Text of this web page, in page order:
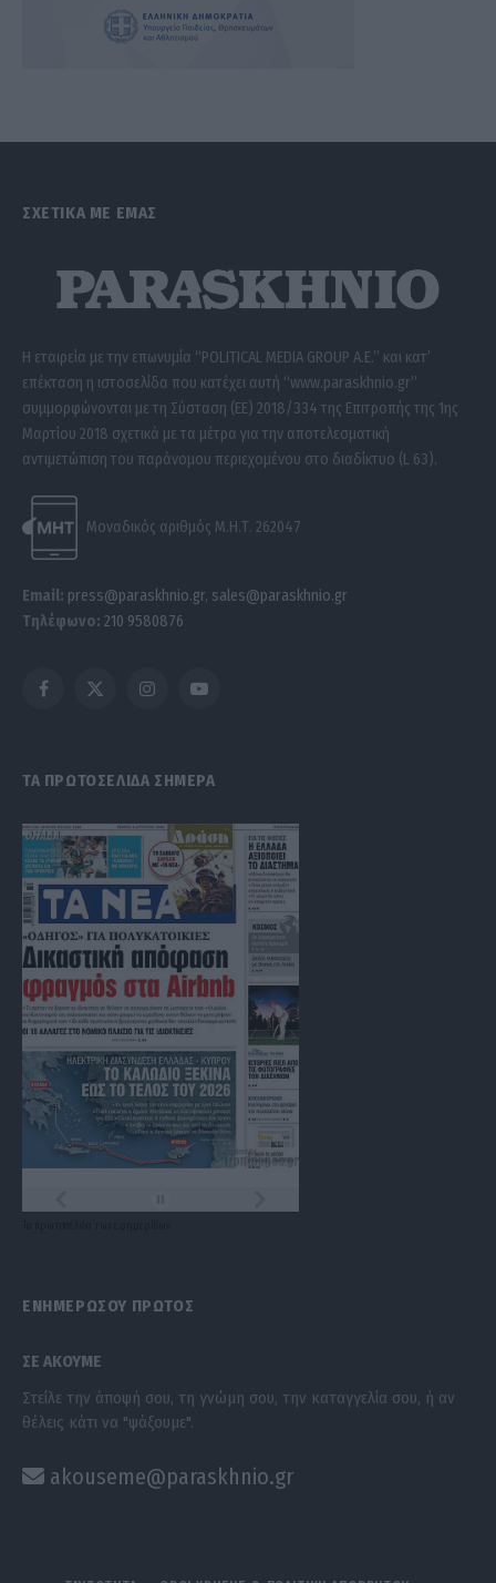
ΣΧΕΤΙΚΑ ΜΕ ΕΜΑΣ
Η εταιρεία με την επωνυμία “POLITICAL MEDIA GROUP A.E.” και κατ’
επέκταση η ιστοσελίδα που κατέχει αυτή “www.paraskhnio.gr”
συμμορφώνονται με τη Σύσταση (ΕΕ) 2018/334 της Επιτροπής της 1ης
Μαρτίου 2018 σχετικά με τα μέτρα για την αποτελεσματική
αντιμετώπιση του παράνομου περιεχομένου στο διαδίκτυο (L 63).
Μοναδικός αριθμός Μ.Η.Τ. 262047
Email: press@paraskhnio.gr, sales@paraskhnio.gr
Τηλέφωνο: 210 9580876
Facebook
X
InstagramYouTube
ΤΑ ΠΡΩΤΟΣΕΛΙΔΑ ΣΗΜΕΡΑ
ΕΝΗΜΕΡΩΣΟΥ ΠΡΩΤΟΣ
ΣΕ ΑΚΟΥΜΕ
Στείλε την άποψή σου, τη γνώμη σου, την καταγγελία σου, ή αν
θέλεις κάτι να "ψάξουμε".
akouseme@paraskhnio.gr